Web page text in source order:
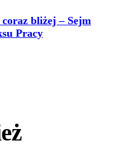
bliżej – Sejm
Pracy